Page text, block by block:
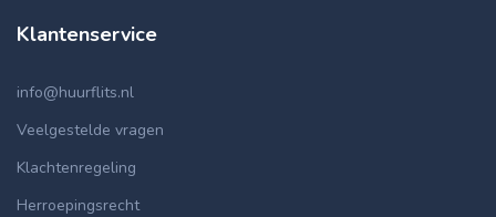
Klantenservice
info@huurflits.nl
Veelgestelde vragen
Klachtenregeling
Herroepingsrecht